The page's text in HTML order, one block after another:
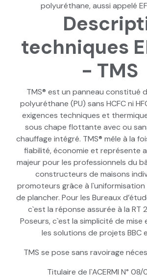
polyuréthane, aussi appelé
techniques
- TMS
TMS® est un panneau constitué
polyuréthane (PU) sans HCFC ni
exigences techniques et
sous chape flottante avec ou
chauffage intégré. TMS® mêle à la
fiabilité, économie et représente
majeur pour les professionnels du
constructeurs de maisons
promoteurs grâce à
de plancher. Pour les Bureaux
c`est la réponse assurée à la RT
Poseurs, c`est la simplicité de mise
les solutions de projets BBC
TMS se pose sans ravoirage
Titulaire de l`ACERMI N°